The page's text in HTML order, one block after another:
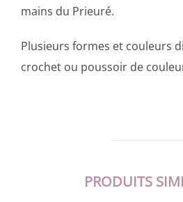
mains du Prieuré.
Plusieurs formes et couleurs
crochet ou poussoir de
PRODUITS